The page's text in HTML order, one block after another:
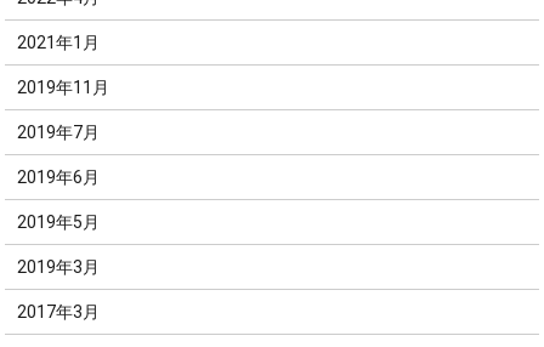
2021年1月
2019年11月
2019年7月
2019年6月
2019年5月
2019年3月
2017年3月